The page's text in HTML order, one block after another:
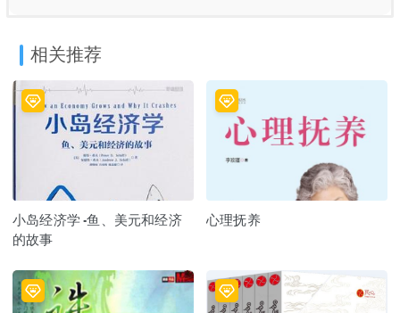
相关推荐
小岛经济学 -鱼、美元和经济
的故事
心理抚养